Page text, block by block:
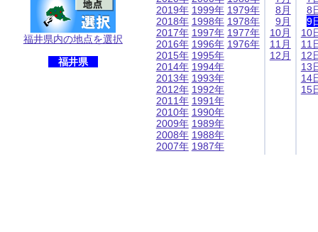
福井県内の地点を選択
福井県
2019年
2018年
2017年
2016年
2015年
2014年
2013年
2012年
2011年
2010年
2009年
2008年
2007年
1999年
1998年
1997年
1996年
1995年
1994年
1993年
1992年
1991年
1990年
1989年
1988年
1987年
1979年
1978年
1977年
1976年
8月
9月
10月
11月
12月
8
9
10
11
12
13
14
15